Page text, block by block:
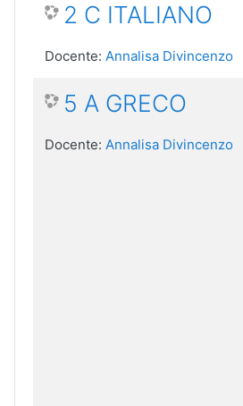
2 C ITALIANO
Docente: Annalisa Divincenzo
5 A GRECO
Docente: Annalisa Divincenzo